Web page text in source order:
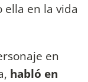
en la vida
en
habló en